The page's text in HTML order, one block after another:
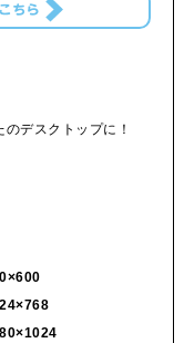
デスクトップに！